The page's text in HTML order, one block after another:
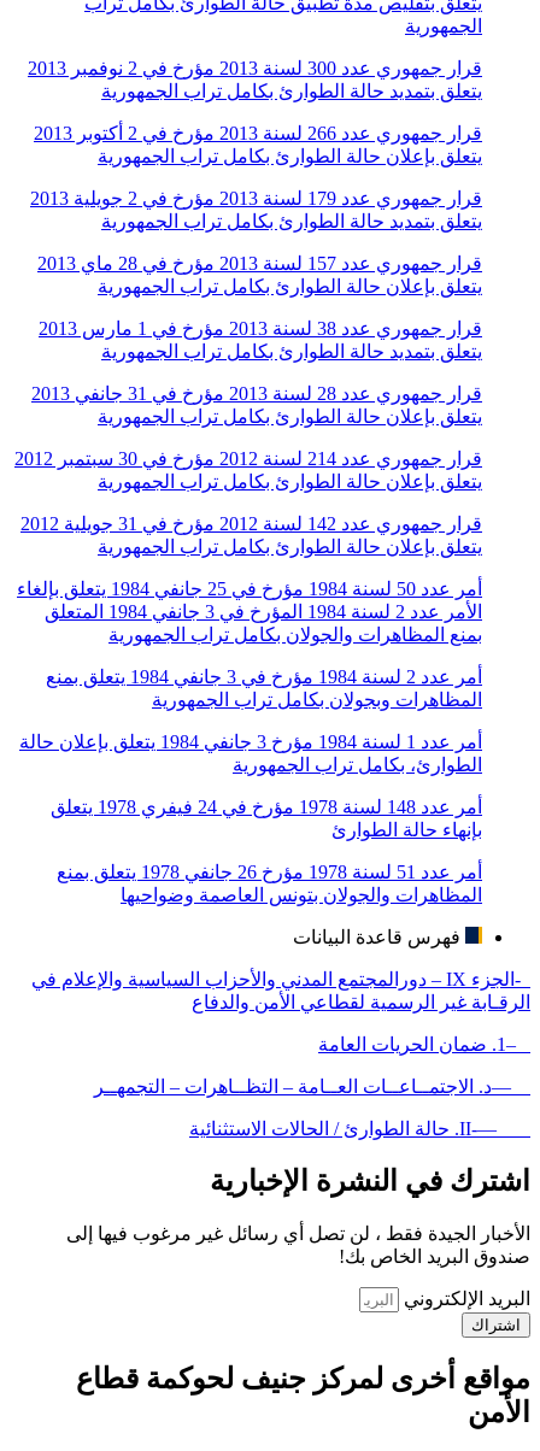
الجمهورية
قرار جمهوري عدد 300 لسنة 2013 مؤرخ في 2 نوفمبر 2013
يتعلق بتمديد حالة الطوارئ بكامل تراب الجمهورية
قرار جمهوري عدد 266 لسنة 2013 مؤرخ في 2 أكتوبر 2013
يتعلق بإعلان حالة الطوارئ بكامل تراب الجمهورية
قرار جمهوري عدد 179 لسنة 2013 مؤرخ في 2 جويلية 2013
يتعلق بتمديد حالة الطوارئ بكامل تراب الجمهورية
قرار جمهوري عدد 157 لسنة 2013 مؤرخ في 28 ماي 2013
يتعلق بإعلان حالة الطوارئ بكامل تراب الجمهورية
قرار جمهوري عدد 38 لسنة 2013 مؤرخ في 1 مارس 2013
يتعلق بتمديد حالة الطوارئ بكامل تراب الجمهورية
قرار جمهوري عدد 28 لسنة 2013 مؤرخ في 31 جانفي 2013
يتعلق بإعلان حالة الطوارئ بكامل تراب الجمهورية
قرار جمهوري عدد 214 لسنة 2012 مؤرخ في 30 سبتمبر 2012
يتعلق بإعلان حالة الطوارئ بكامل تراب الجمهورية
قرار جمهوري عدد 142 لسنة 2012 مؤرخ في 31 جويلية 2012
يتعلق بإعلان حالة الطوارئ بكامل تراب الجمهورية
أمر عدد 50 لسنة 1984 مؤرخ في 25 جانفي 1984 يتعلق بإلغاء
الأمر عدد 2 لسنة 1984 المؤرخ في 3 جانفي 1984 المتعلق
بمنع المظاهرات والجولان بكامل تراب الجمهورية
أمر عدد 2 لسنة 1984 مؤرخ في 3 جانفي 1984 يتعلق بمنع
المظاهرات وبجولان بكامل تراب الجمهورية
أمر عدد 1 لسنة 1984 مؤرخ 3 جانفي 1984 يتعلق بإعلان حالة
الطوارئ، بكامل تراب الجمهورية
أمر عدد 148 لسنة 1978 مؤرخ في 24 فيفري 1978 يتعلق
بإنهاء حالة الطوارئ
أمر عدد 51 لسنة 1978 مؤرخ 26 جانفي 1978 يتعلق بمنع
المظاهرات والجولان بتونس العاصمة وضواحيها
فهرس قاعدة البيانات
-الجزء IX – دورالمجتمع المدني والأحزاب السياسية والإعلام في
الرقـابة غير الرسمية لقطاعي الأمن والدفاع
–1. ضمان الحريات العامة
—د. الاجتمــاعــات العــامة – التظــاهرات – التجمهــر
—-II. حالة الطوارئ / الحالات الاستثنائية
اشترك في النشرة الإخبارية
الأخبار الجيدة فقط ، لن تصل أي رسائل غير مرغوب فيها إلى
صندوق البريد الخاص بك!
البريد الإلكتروني
اشتراك
مواقع أخرى لمركز جنيف لحوكمة قطاع
الأمن